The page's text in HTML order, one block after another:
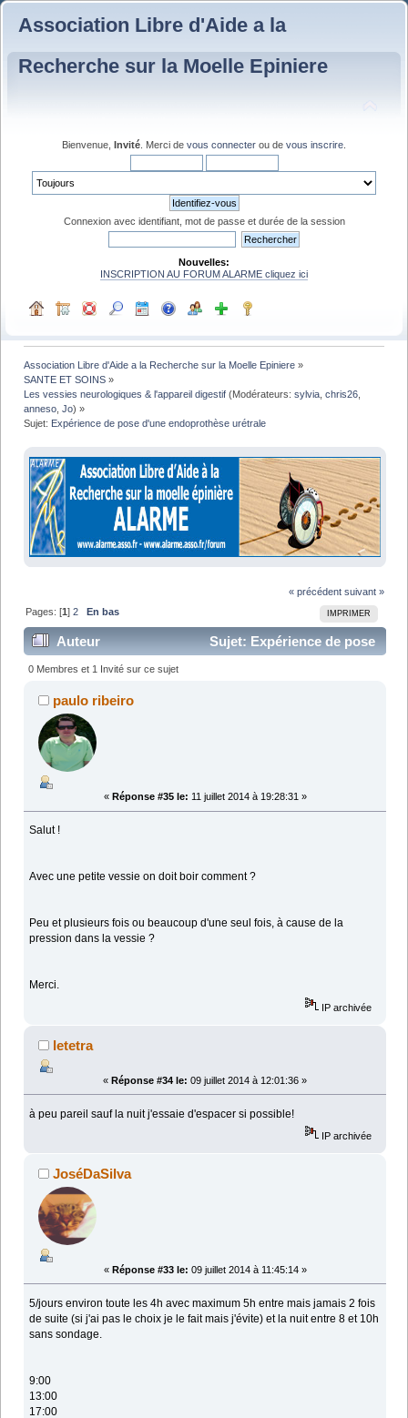
Association Libre d'Aide a la
Recherche sur la Moelle Epiniere
Bienvenue, Invité . Merci de vous connecter ou de vous inscrire
Connexion avec identifiant, mot de passe et durée de la session
Nouvelles:
INSCRIPTION AU FORUM ALARME cliquez ici
Association Libre d'Aide a la Recherche sur la Moelle Epiniere »
SANTE ET SOINS »
Les vessies neurologiques & l'appareil digestif (Modérateurs:sylvia ,chris26
anneso ,Jo) »
Sujet: Expérience de pose d'une endoprothèse urétrale
« précédent suivant »
IMPRIMER
Pages: [1]2 En bas
Auteur
Sujet: Expérience de pose
d'une endoprothèse urétrale (Lu 47953 fois)
0 Membres et 1 Invité sur ce sujet
paulo ribeiro
« Réponse #35 le: 11 juillet 2014 à 19:28:31 »
Salut !
Avec une petite vessie on doit boir comment ?
Peu et plusieurs fois ou beaucoup d'une seul fois, à cause de la
pression dans la vessie ?
Merci.
IP archivée
letetra
« Réponse #34 le: 09 juillet 2014 à 12:01:36 »
à peu pareil sauf la nuit j'essaie d'espacer si possible!
IP archivée
JoséDaSilva
« Réponse #33 le: 09 juillet 2014 à 11:45:14 »
5/jours environ toute les 4h avec maximum 5h entre mais jamais 2 fois
de suite (si j'ai pas le choix je le fait mais j'évite) et la nuit entre 8 et 10h
sans sondage.
9:00
13:00
17:00